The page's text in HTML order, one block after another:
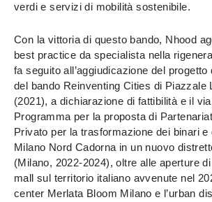
verdi e servizi di mobilità sostenibile.
Con la vittoria di questo bando, Nhood
best practice da specialista nella
fa seguito all’aggiudicazione del
del bando Reinventing Cities di Piazzale
(2021), a dichiarazione di fattibilità e il
Programma per la proposta di
Privato per la trasformazione dei binari
Milano Nord Cadorna in un nuovo
(Milano, 2022-2024), oltre alle aperture
mall sul territorio italiano avvenute nel
center Merlata Bloom Milano e l’urban